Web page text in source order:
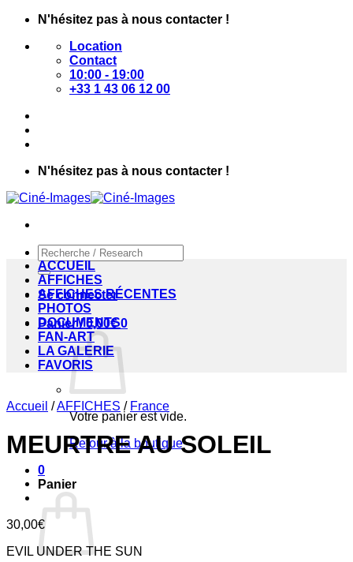
Passer
contenu
N'hésitez pas à nous contacter !
Location
Contact
10:00 - 19:00
+33 1 43 06 12 00
N'hésitez pas à nous contacter !
Recherche
pour :
Se connecter
Panier /0,00€ 0
Votre panier est vide.
Retour à la boutique
0
Panier
ACCUEIL
AFFICHES
AFFICHES RÉCENTES
PHOTOS
DOCUMENTS
FAN-ART
LA GALERIE
FAVORIS
Accueil /AFFICHES / France
MEURTRE AU SOLEIL
30,00€
EVIL UNDER THE SUN